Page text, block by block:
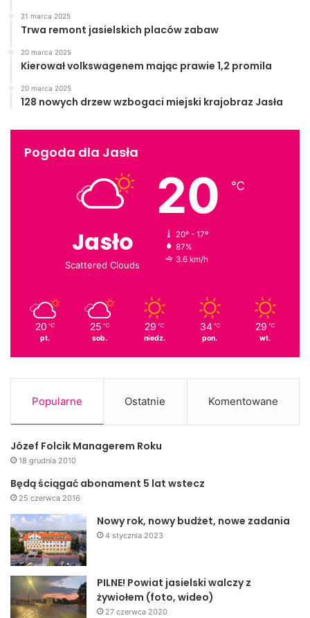
21 marca 2025
Trwa remont jasielskich placów zabaw
20 marca 2025
Kierował volkswagenem mając prawie 1,2 promila
20 marca 2025
128 nowych drzew wzbogaci miejski krajobraz Jasła
Pogoda dla Jasła
Jasło
Scattered Clouds
20 ℃
20º - 17º
87%
3.6 km/h
20 ℃
pt.
25 ℃
sob.
29 ℃
niedz.
34 ℃
pon.
29 ℃
wt.
Popularne Ostatnie Komentowane
Józef Folcik Managerem Roku
18 grudnia 2010
Będą ściągać abonament 5 lat wstecz
25 czerwca 2016
Nowy rok, nowy budżet, nowe zadania
4 stycznia 2023
PILNE! Powiat jasielski walczy z
żywiołem (foto, wideo)
27 czerwca 2020